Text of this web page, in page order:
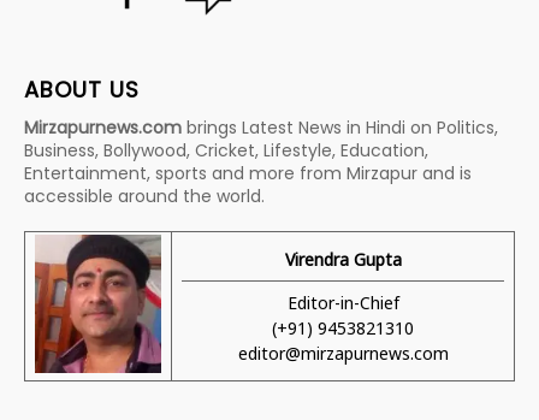
ABOUT US
Mirzapurnews.com brings Latest News in Hindi on Politics,
Business, Bollywood, Cricket, Lifestyle, Education,
Entertainment, sports and more from Mirzapur and is
accessible around the world.
Virendra Gupta
Editor-in-Chief
(+91) 9453821310
editor@mirzapurnews.com